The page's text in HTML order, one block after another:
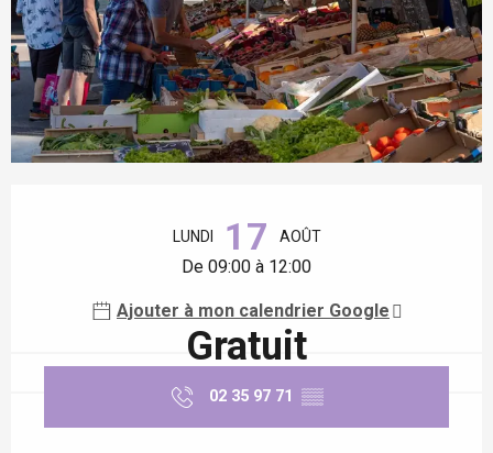
LUNDI 17 AOÛT
De 09:00 à 12:00
Ajouter à mon calendrier Google
Gratuit
02 35 97 71 ▒▒